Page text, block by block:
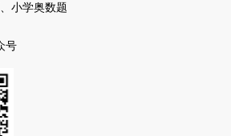
小学奥数题
号